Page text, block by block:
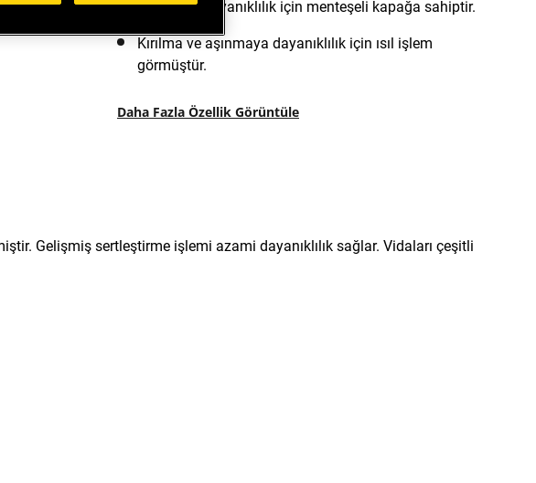
Arttırılmış dayanıklılık için menteşeli kapağa sahiptir.
Kırılma ve aşınmaya dayanıklılık için ısıl işlem
görmüştür.
Daha Fazla Özellik Görüntüle
Gelişmiş sertleştirme işlemi azami dayanıklılık sağlar. Vidaları çeşitli